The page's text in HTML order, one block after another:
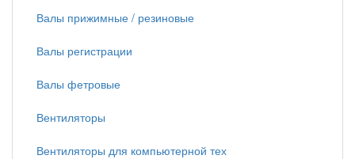
Валы прижимные / резиновые
Валы регистрации
Валы фетровые
Вентиляторы
Вентиляторы для компьютерной тех